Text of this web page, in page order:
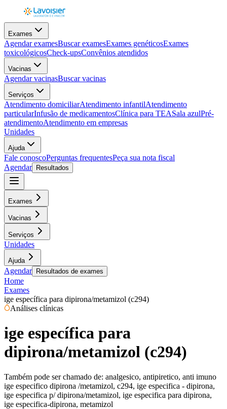
Exames
Agendar examesBuscar examesExames genéticosExames
toxicológicosCheck-upsConvênios atendidos
Vacinas
Agendar vacinasBuscar vacinas
Serviços
Atendimento domiciliarAtendimento infantilAtendimento
particularInfusão de medicamentosClínica para TEASala azulPré-
atendimentoAtendimento em empresas
Unidades
Ajuda
Fale conoscoPerguntas frequentesPeça sua nota fiscal
Agendar
Resultados
Exames
Vacinas
Serviços
Unidades
Ajuda
Agendar Resultados de exames
Home
Exames
ige específica para dipirona/metamizol (c294)
Análises clínicas
ige específica para
dipirona/metamizol (c294)
Também pode ser chamado de: analgesico, antipiretico, anti imuno
ige especifico dipirona /metamizol, c294, ige especifica - dipirona,
ige especifica p/ dipirona/metamizol, ige especifica para dipirona,
ige especifica-dipirona, metamizol